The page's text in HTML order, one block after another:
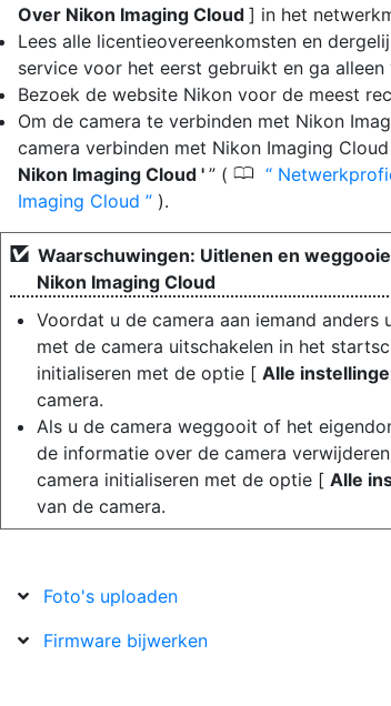
Over Nikon Imaging Cloud ] in het
Lees alle licentieovereenkomsten en
service voor het eerst gebruikt en ga
Bezoek de website Nikon voor de meest
Om de camera te verbinden met Nikon
camera verbinden met Nikon Imaging
Nikon Imaging Cloud ' ” ( 0
Imaging Cloud
).
Waarschuwingen: Uitlenen en
Nikon Imaging Cloud
Voordat u de camera aan iemand
met de camera uitschakelen in het
initialiseren met de optie [ Alle
camera.
Als u de camera weggooit of het
de informatie over de camera
camera initialiseren met de optie [ Alle
van de camera.
Foto's uploaden
Firmware bijwerken